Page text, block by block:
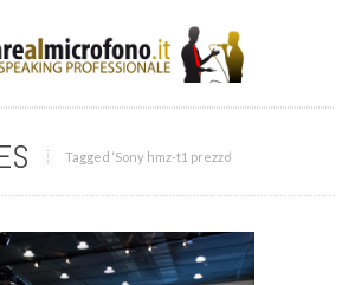
Tagged ‘Sony hmz-t1 prezzo‘